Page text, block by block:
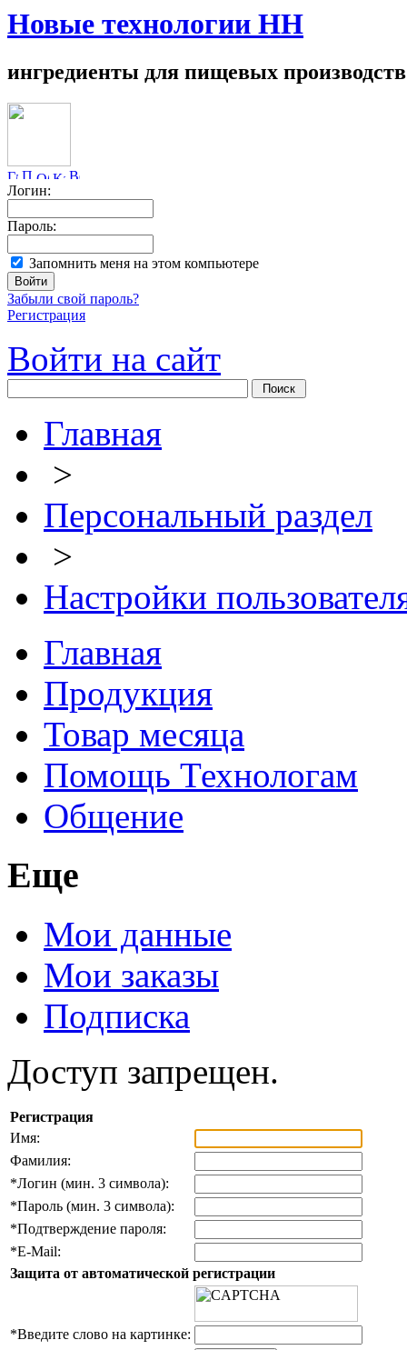
Новые технологии НН
ингредиенты для пищевых производств
Логин:
Пароль:
Запомнить меня на этом компьютере
Забыли свой пароль?
Регистрация
Войти на сайт
Главная
>
Персональный раздел
>
Настройки
Главная
Продукция
Товар месяца
Помощь Технологам
Общение
Еще
Мои данные
Мои заказы
Подписка
Доступ запрещен.
Регистрация
Имя:
Фамилия:
*Логин (мин. 3 символа):
*Пароль (мин. 3 символа):
*Подтверждение пароля:
*E-Mail:
Защита от автоматической регистрации
*Введите слово на картинке: